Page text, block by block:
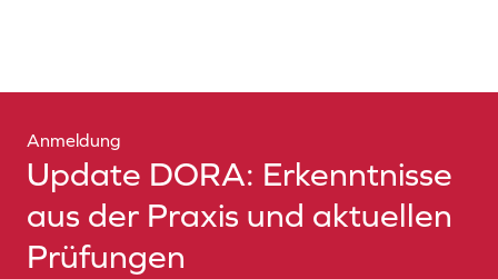
Anmeldung
Update DORA: Erkenntnisse
aus der Praxis und aktuellen
Prüfungen